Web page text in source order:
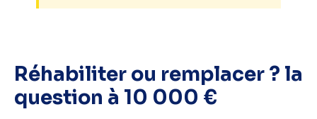
Réhabiliter ou remplacer ? la
question à 10 000 €